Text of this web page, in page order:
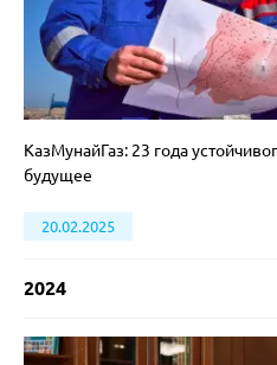
КазМунайГаз: 23 года
будущее
20.02.2025
2024